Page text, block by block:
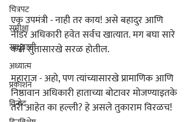
चित्रपट
समीक्षा
साधुवाणी
अध्यात्म
प्रकाशन
विनोद
एक उपमंत्री - नाही तर काय! असे बहादुर आणि
नीडर अधिकारी हवेत सर्वच खात्यात. मग बघा सारे
कसे सुतासारखे सरळ होतील.
महाराज - अहो, पण त्यांच्यासारखे प्रामाणिक आणि
निष्ठावान अधिकारी हाताच्या बोटावर मोजण्याइतके
तरी आहेत का हल्ली? हे असले तुकाराम विरळच!